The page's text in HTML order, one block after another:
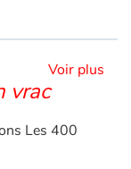
Voir plus
vrac
Les 400